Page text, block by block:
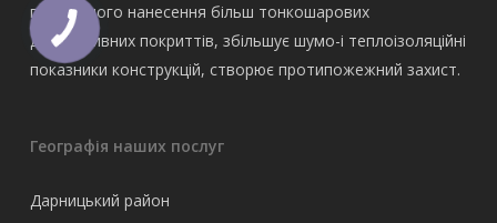
подальшого нанесення більш тонкошарових
декоративних покриттів, збільшує шумо-і теплоізоляційні
показники конструкцій, створює протипожежний захист.
Географія наших послуг
Дарницький район